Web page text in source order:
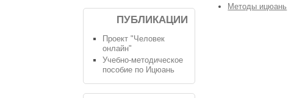
Методы ицюань
ПУБЛИКАЦИИ
Проект "Человек
онлайн"
Учебно-методическое
пособие по Ицюань